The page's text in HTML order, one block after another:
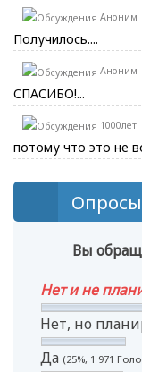
Аноним
Получилось....
Аноним
СПАСИБО!...
1000лет
потому что это не
Опросы
Вы
Нет и не
Нет, но
Да (25%, 1 971